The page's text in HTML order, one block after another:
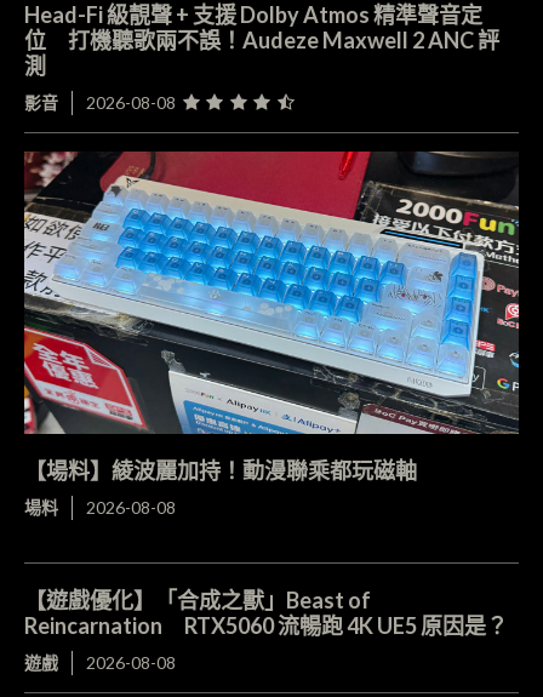
Head-Fi 級靚聲 + 支援 Dolby Atmos 精準聲音定
位 打機聽歌兩不誤！Audeze Maxwell 2 ANC 評
測
影音 2026-08-08
【場料】綾波麗加持！動漫聯乘都玩磁軸
場料 2026-08-08
【遊戲優化】「合成之獸」Beast of
Reincarnation RTX5060 流暢跑 4K UE5 原因是？
遊戲 2026-08-08